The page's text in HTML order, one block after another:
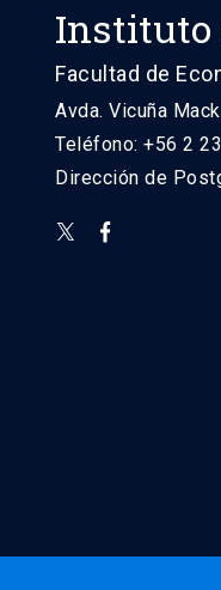
Instituto
Facultad de
Avda. Vicuña
Teléfono: +56 2
Dirección de